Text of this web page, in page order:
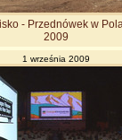
- Przednówek w
2009
1 września 2009